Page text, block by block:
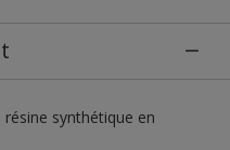
synthétique en